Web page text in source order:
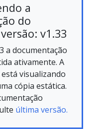
a
do
v1.33
a documentação
ativamente. A
visualizando
cópia estática.
última versão.